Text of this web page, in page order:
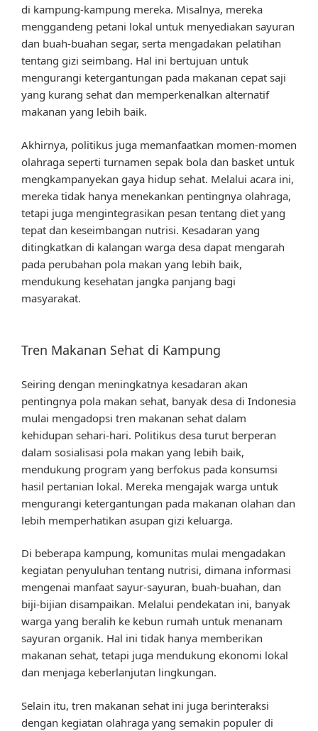
di kampung-kampung mereka. Misalnya, mereka
menggandeng petani lokal untuk menyediakan sayuran
dan buah-buahan segar, serta mengadakan pelatihan
tentang gizi seimbang. Hal ini bertujuan untuk
mengurangi ketergantungan pada makanan cepat saji
yang kurang sehat dan memperkenalkan alternatif
makanan yang lebih baik.
Akhirnya, politikus juga memanfaatkan momen-momen
olahraga seperti turnamen sepak bola dan basket untuk
mengkampanyekan gaya hidup sehat. Melalui acara ini,
mereka tidak hanya menekankan pentingnya olahraga,
tetapi juga mengintegrasikan pesan tentang diet yang
tepat dan keseimbangan nutrisi. Kesadaran yang
ditingkatkan di kalangan warga desa dapat mengarah
pada perubahan pola makan yang lebih baik,
mendukung kesehatan jangka panjang bagi
masyarakat.
Tren Makanan Sehat di Kampung
Seiring dengan meningkatnya kesadaran akan
pentingnya pola makan sehat, banyak desa di Indonesia
mulai mengadopsi tren makanan sehat dalam
kehidupan sehari-hari. Politikus desa turut berperan
dalam sosialisasi pola makan yang lebih baik,
mendukung program yang berfokus pada konsumsi
hasil pertanian lokal. Mereka mengajak warga untuk
mengurangi ketergantungan pada makanan olahan dan
lebih memperhatikan asupan gizi keluarga.
Di beberapa kampung, komunitas mulai mengadakan
kegiatan penyuluhan tentang nutrisi, dimana informasi
mengenai manfaat sayur-sayuran, buah-buahan, dan
biji-bijian disampaikan. Melalui pendekatan ini, banyak
warga yang beralih ke kebun rumah untuk menanam
sayuran organik. Hal ini tidak hanya memberikan
makanan sehat, tetapi juga mendukung ekonomi lokal
dan menjaga keberlanjutan lingkungan.
Selain itu, tren makanan sehat ini juga berinteraksi
dengan kegiatan olahraga yang semakin populer di